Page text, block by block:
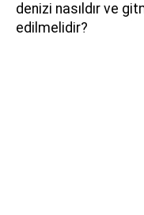
denizi nasıldır ve
edilmelidir?